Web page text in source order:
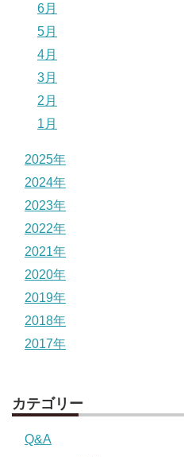
6月
5月
4月
3月
2月
1月
2025年
2024年
2023年
2022年
2021年
2020年
2019年
2018年
2017年
カテゴリー
Q&A